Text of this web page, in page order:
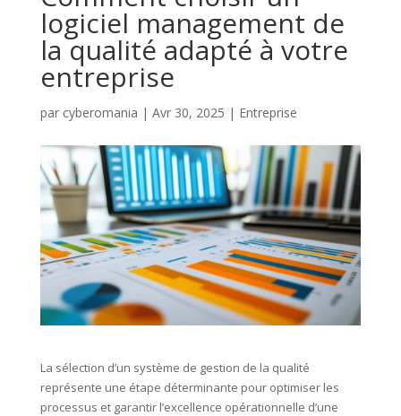
logiciel management de
la qualité adapté à votre
entreprise
par cyberomania | Avr 30, 2025 | Entreprise
La sélection d’un système de gestion de la qualité
représente une étape déterminante pour optimiser les
processus et garantir l’excellence opérationnelle d’une